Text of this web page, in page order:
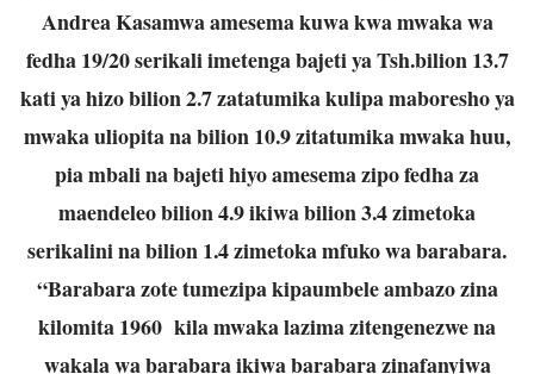
Andrea Kasamwa amesema kuwa kwa mwaka wa
fedha 19/20 serikali imetenga bajeti ya Tsh.bilion 13.7
kati ya hizo bilion 2.7 zatatumika kulipa maboresho ya
mwaka uliopita na bilion 10.9 zitatumika mwaka huu,
pia mbali na bajeti hiyo amesema zipo fedha za
maendeleo bilion 4.9 ikiwa bilion 3.4 zimetoka
serikalini na bilion 1.4 zimetoka mfuko wa barabara.
“Barabara zote tumezipa kipaumbele ambazo zina
kilomita 1960 kila mwaka lazima zitengenezwe na
wakala wa barabara ikiwa barabara zinafanyiwa